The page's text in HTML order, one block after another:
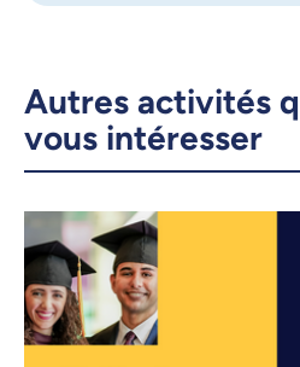
Autres activités
vous intéresser